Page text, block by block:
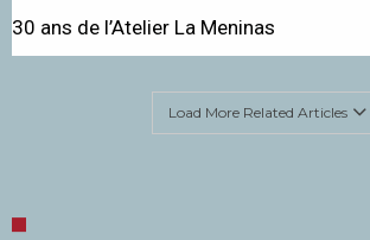
30 ans de l’Atelier La Meninas
Load More Related Articles